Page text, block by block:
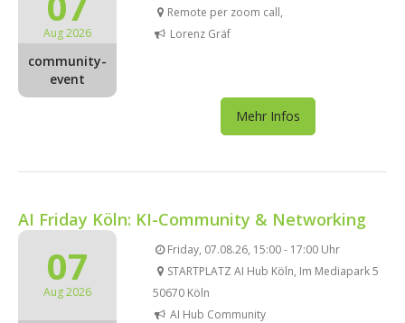
Aug 2026
community-
event
Remote per zoom call,
Lorenz Gräf
Mehr Infos
AI Friday Köln: KI-Community & Networking
07
Aug 2026
Friday, 07.08.26, 15:00 - 17:00 Uhr
STARTPLATZ AI Hub Köln, Im Mediapark 5
50670 Köln
AI Hub Community